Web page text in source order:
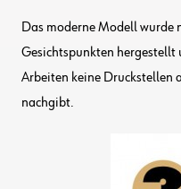
Das moderne Modell wurde
Gesichtspunkten hergestellt
Arbeiten keine Druckstellen
nachgibt.